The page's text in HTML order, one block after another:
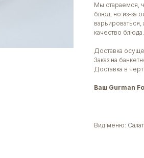
Мы стараемся,
блюд, но из-за
качество блюда.
Доставка
Заказ на
Доставка в
Ваш Gurman
Вид меню: